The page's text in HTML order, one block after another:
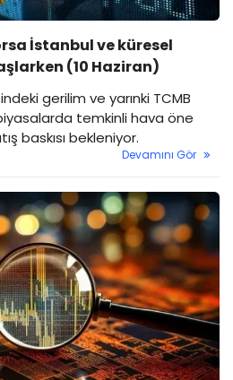
İstanbul ve küresel
(10 Haziran)
gerilim ve yarınki TCMB
temkinli hava öne
baskısı bekleniyor.
Devamını Gör